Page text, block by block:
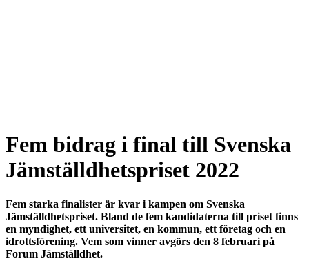
Fem bidrag i final till Svenska
Jämställdhetspriset 2022
Fem starka finalister är kvar i kampen om Svenska
Jämställdhetspriset. Bland de fem kandidaterna till priset finns
en myndighet, ett universitet, en kommun, ett företag och en
idrottsförening. Vem som vinner avgörs den 8 februari på
Forum Jämställdhet.